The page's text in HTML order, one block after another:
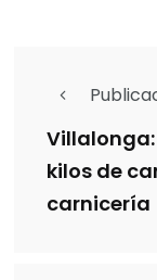
Villalonga:
kilos de
carnicería